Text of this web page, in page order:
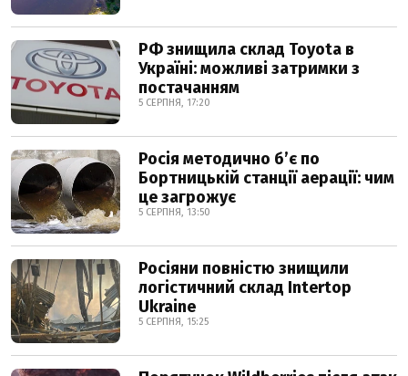
РФ знищила склад Toyota в
Україні: можливі затримки з
постачанням
5 СЕРПНЯ, 17:20
Росія методично б’є по
Бортницькій станції аерації: чим
це загрожує
5 СЕРПНЯ, 13:50
Росіяни повністю знищили
логістичний склад Intertop
Ukraine
5 СЕРПНЯ, 15:25